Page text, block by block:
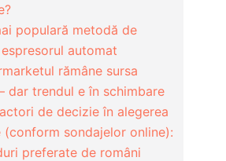
populară metodă de
automat
rămâne sursa
dar trendul e în schimbare
de decizie în alegerea
(conform sondajelor online):
preferate de români